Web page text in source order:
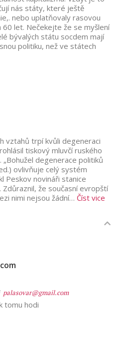
nás státy, které ještě
nebo uplatňovaly rasovou
let. Nečekejte že se myšlení
bývalých státu socdem mají
politiku, než ve státech
vztahů trpí kvůli degeneraci
tiskový mluvčí ruského
degenerace politiků
ovlivňuje celý systém
Peskov novináři stanice
Zdůraznil, že současní evropští
nimi nejsou žádní… Číst vice
palasovar@gmail.com
tomu hodi